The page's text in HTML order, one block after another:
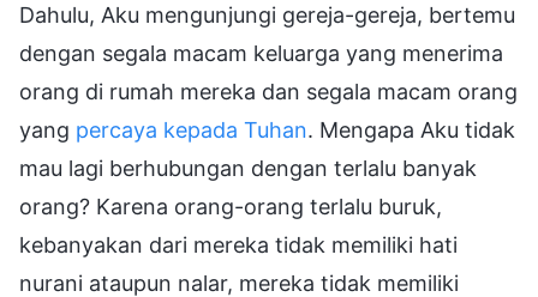
Dahulu, Aku mengunjungi gereja-gereja, bertemu
dengan segala macam keluarga yang menerima
orang di rumah mereka dan segala macam orang
yang percaya kepada Tuhan. Mengapa Aku tidak
mau lagi berhubungan dengan terlalu banyak
orang? Karena orang-orang terlalu buruk,
kebanyakan dari mereka tidak memiliki hati
nurani ataupun nalar, mereka tidak memiliki